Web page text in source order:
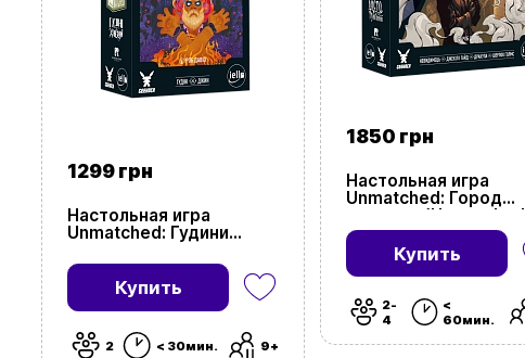
1299 грн
Настольная игра
Unmatched: Гудини
(Unmatched: Houdini vs.
The Genie)
Купить
2 < 30мин. 9+
1850 грн
Настольная игра
Unmatched: Город
туманов (Unmatched:
Cobble & Fog)
Купить
2-
4
<
60мин.